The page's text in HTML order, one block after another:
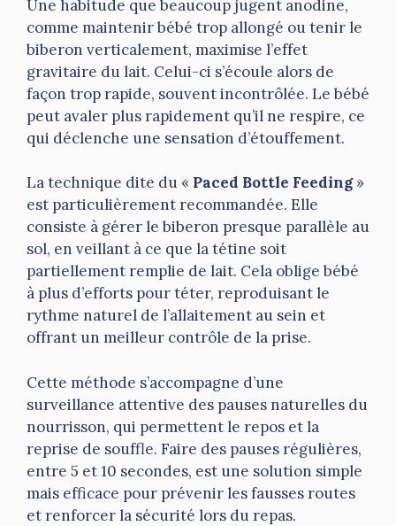
Une habitude que beaucoup jugent anodine,
comme maintenir bébé trop allongé ou tenir le
biberon verticalement, maximise l’effet
gravitaire du lait. Celui-ci s’écoule alors de
façon trop rapide, souvent incontrôlée. Le bébé
peut avaler plus rapidement qu’il ne respire, ce
qui déclenche une sensation d’étouffement.
La technique dite du « Paced Bottle Feeding»
est particulièrement recommandée. Elle
consiste à gérer le biberon presque parallèle au
sol, en veillant à ce que la tétine soit
partiellement remplie de lait. Cela oblige bébé
à plus d’efforts pour téter, reproduisant le
rythme naturel de l’allaitement au sein et
offrant un meilleur contrôle de la prise.
Cette méthode s’accompagne d’une
surveillance attentive des pauses naturelles du
nourrisson, qui permettent le repos et la
reprise de souffle. Faire des pauses régulières,
entre 5 et 10 secondes, est une solution simple
mais efficace pour prévenir les fausses routes
et renforcer la sécurité lors du repas.